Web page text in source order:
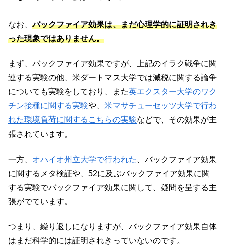
なお、バックファイア効果は、まだ心理学的に証明されき
った現象ではありません。
まず、バックファイア効果ですが、上記のイラク戦争に関
連する実験の他、米ダートマス大学では減税に関する論争
についても実験をしており、また英エクスター大学のワク
チン接種に関する実験や、 米マサチューセッツ大学で行わ
れた環境負荷に関するこちらの実験などで、その効果が主
張されています。
一方、 オハイオ州立大学で行われた
、バックファイア効果
に関するメタ検証や、52に及ぶバックファイア効果に関
する実験でバックファイア効果に関して、疑問を呈する主
張がでています。
つまり、繰り返しになりますが、バックファイア効果自体
はまだ科学的には証明されきっていないのです。